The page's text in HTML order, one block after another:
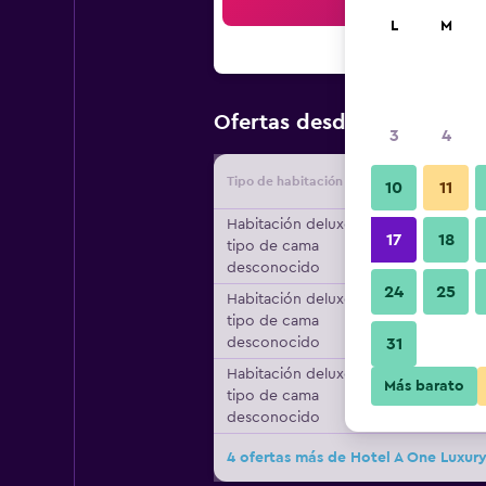
Ofertas desde Oferta
Tipo de habitación
Habitación deluxe,
tipo de cama
desconocido
Habitación deluxe,
tipo de cama
desconocido
Habitación deluxe,
tipo de cama
desconocido
4 ofertas más de Hotel A One
L M
3 4
10 11
17 18
24 25
31
Más barato